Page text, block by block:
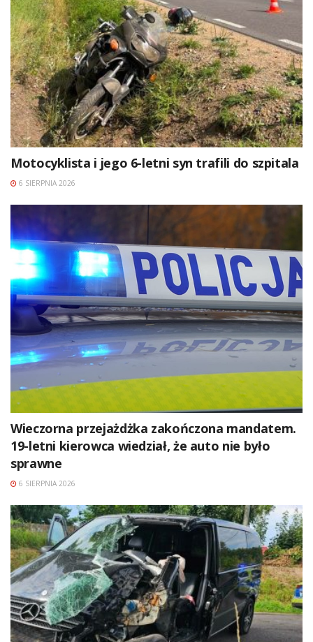
Motocyklista i jego 6-letni syn trafili do szpitala
6 SIERPNIA 2026
Wieczorna przejażdżka zakończona mandatem.
19-letni kierowca wiedział, że auto nie było
sprawne
6 SIERPNIA 2026